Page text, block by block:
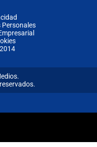
Personales